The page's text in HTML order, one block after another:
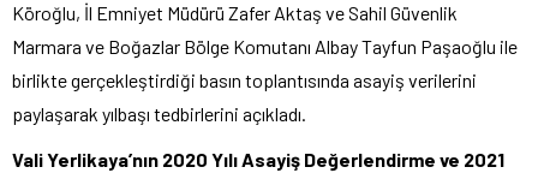
Köroğlu, İl Emniyet Müdürü Zafer Aktaş ve Sahil Güvenlik
Marmara ve Boğazlar Bölge Komutanı Albay Tayfun Paşaoğlu ile
birlikte gerçekleştirdiği basın toplantısında asayiş verilerini
paylaşarak yılbaşı tedbirlerini açıkladı.
Vali Yerlikaya’nın 2020 Yılı Asayiş Değerlendirme ve 2021